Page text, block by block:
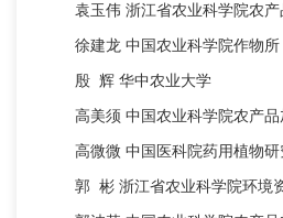
袁玉伟 浙江省农业科学院农
徐建龙 中国农业科学院作物所
殷 辉 华中农业大学
高美须 中国农业科学院农产
高微微 中国医科院药用植物研
郭 彬 浙江省农业科学院环境